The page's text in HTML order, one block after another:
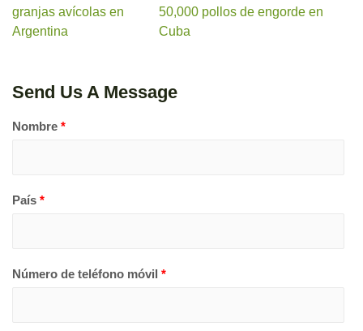
granjas avícolas en
Argentina
50,000 pollos de engorde en
Cuba
Send Us A Message
Nombre *
País *
Número de teléfono móvil *